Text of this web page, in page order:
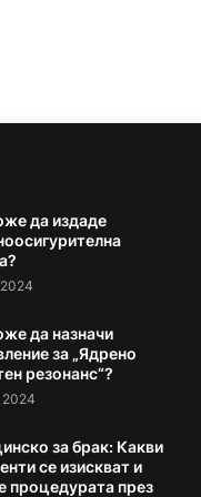
да издаде
да назначи
за „Ядрено
резонанс“?
за брак: Какви
се изискват и
процедурата през